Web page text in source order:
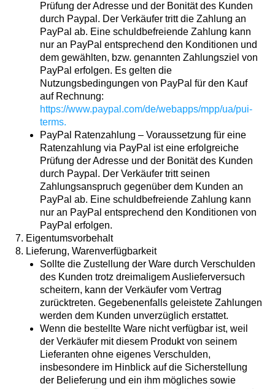
Prüfung der Adresse und der Bonität des Kunden
durch Paypal. Der Verkäufer tritt die Zahlung an
PayPal ab. Eine schuldbefreiende Zahlung kann
nur an PayPal entsprechend den Konditionen und
dem gewählten, bzw. genannten Zahlungsziel von
PayPal erfolgen. Es gelten die
Nutzungsbedingungen von PayPal für den Kauf
auf Rechnung:
https://www.paypal.com/de/webapps/mpp/ua/pui-
terms.
PayPal Ratenzahlung – Voraussetzung für eine
Ratenzahlung via PayPal ist eine erfolgreiche
Prüfung der Adresse und der Bonität des Kunden
durch Paypal. Der Verkäufer tritt seinen
Zahlungsanspruch gegenüber dem Kunden an
PayPal ab. Eine schuldbefreiende Zahlung kann
nur an PayPal entsprechend den Konditionen von
PayPal erfolgen.
7. Eigentumsvorbehalt
8. Lieferung, Warenverfügbarkeit
Sollte die Zustellung der Ware durch Verschulden
des Kunden trotz dreimaligem Auslieferversuch
scheitern, kann der Verkäufer vom Vertrag
zurücktreten. Gegebenenfalls geleistete Zahlungen
werden dem Kunden unverzüglich erstattet.
Wenn die bestellte Ware nicht verfügbar ist, weil
der Verkäufer mit diesem Produkt von seinem
Lieferanten ohne eigenes Verschulden,
insbesondere im Hinblick auf die Sicherstellung
der Belieferung und ein ihm mögliches sowie